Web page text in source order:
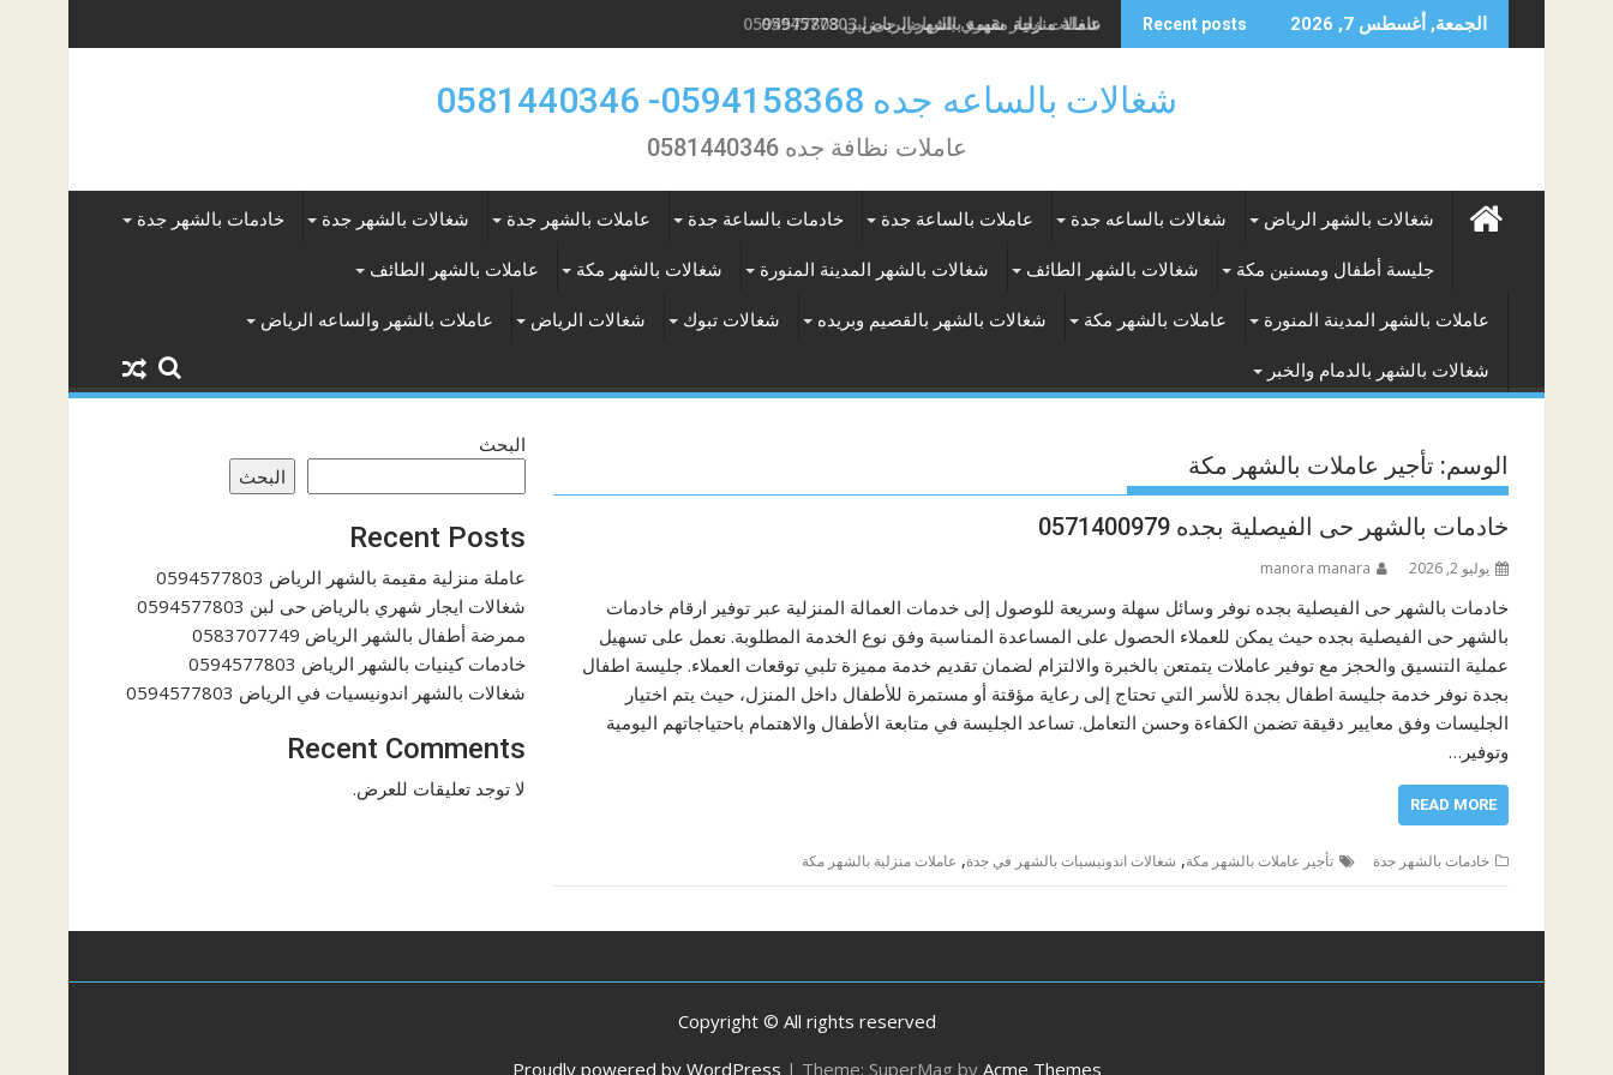
to
الجمعة, أغسطس 7, 2026 Recent posts عاملة منزلية مقيمة بالشهر الرياض 0594577803
شغالات ايجار شهري بالرياض حى لبن 0594577803
شغالات بالساعه جده 0594158368- 0581440346
عاملات نظافة جده 0581440346
شغالات بالشهر الرياض شغالات بالساعه جدة عاملات بالساعة جدة خادمات بالساعة جدة عاملات بالشهر جدة شغالات بالشهر جدة خادمات بالشهر جدة
جليسة أطفال ومسنين مكة شغالات بالشهر الطائف شغالات بالشهر المدينة المنورة شغالات بالشهر مكة عاملات بالشهر الطائف
عاملات بالشهر المدينة المنورة عاملات بالشهر مكة شغالات بالشهر بالقصيم وبريده شغالات تبوك شغالات الرياض عاملات بالشهر والساعه الرياض
شغالات بالشهر بالدمام والخبر
الوسم: تأجير عاملات بالشهر مكة
خادمات بالشهر حى الفيصلية بجده 0571400979
يوليو 2, 2026 manora manara
خادمات بالشهر حى الفيصلية بجده نوفر وسائل سهلة وسريعة للوصول إلى خدمات العمالة المنزلية عبر توفير ارقام خادمات
بالشهر حى الفيصلية بجده حيث يمكن للعملاء الحصول على المساعدة المناسبة وفق نوع الخدمة المطلوبة. نعمل على تسهيل
عملية التنسيق والحجز مع توفير عاملات يتمتعن بالخبرة والالتزام لضمان تقديم خدمة مميزة تلبي توقعات العملاء. جليسة اطفال
بجدة نوفر خدمة جليسة اطفال بجدة للأسر التي تحتاج إلى رعاية مؤقتة أو مستمرة للأطفال داخل المنزل، حيث يتم اختيار
الجليسات وفق معايير دقيقة تضمن الكفاءة وحسن التعامل. تساعد الجليسة في متابعة الأطفال والاهتمام باحتياجاتهم اليومية
وتوفير…
READ MORE
خادمات بالشهر جدة تأجير عاملات بالشهر مكة, شغالات اندونيسيات بالشهر في جدة, عاملات منزلية بالشهر مكة
البحث
البحث
Recent Posts
عاملة منزلية مقيمة بالشهر الرياض 0594577803
شغالات ايجار شهري بالرياض حى لبن 0594577803
ممرضة أطفال بالشهر الرياض 0583707749
خادمات كينيات بالشهر الرياض 0594577803
شغالات بالشهر اندونيسيات في الرياض 0594577803
Recent Comments
لا توجد تعليقات للعرض.
Copyright © All rights reserved
Proudly powered by WordPress | Theme: SuperMag by Acme Themes